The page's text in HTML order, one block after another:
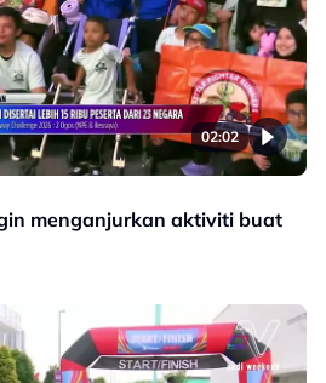
02:02
menganjurkan aktiviti buat